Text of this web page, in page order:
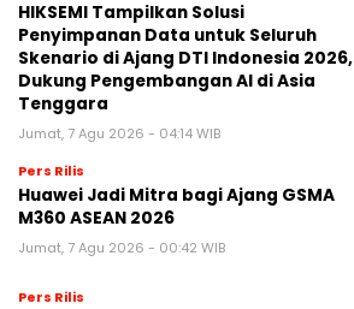
HIKSEMI Tampilkan Solusi
Penyimpanan Data untuk Seluruh
Skenario di Ajang DTI Indonesia 2026,
Dukung Pengembangan AI di Asia
Tenggara
Jumat, 7 Agu 2026 - 04:14 WIB
Pers Rilis
Huawei Jadi Mitra bagi Ajang GSMA
M360 ASEAN 2026
Jumat, 7 Agu 2026 - 00:42 WIB
Pers Rilis